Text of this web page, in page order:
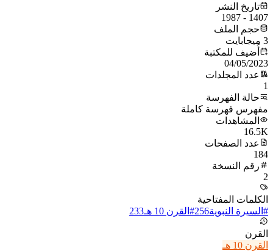
تاريخ النشر
1407 - 1987
حجم الملف
3 ميجابايت
أُضيف للمكتبة
04/05/2023
عدد المجلدات
1
حالة الفهرسة
مفهرس فهرسة كاملة
المشاهدات
16.5K
عدد الصفحات
184
رقم النسخة
2
الكلمات المفتاحية
# السيرة النبوية256
# القرن 10 هـ 233
القرن
القرن 10 هـ